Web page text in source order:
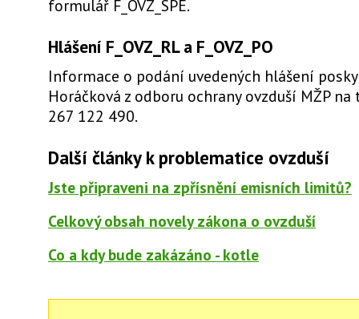
formulář F_OVZ_SPE.
Hlášení F_OVZ_RL a F_OVZ_PO
Informace o podání uvedených hlášení
Horáčková z odboru ochrany ovzduší MŽP
267 122 490.
Další články k problematice ovzduší
Jste připraveni na zpřísnění emisních limitů?
Celkový obsah novely zákona o ovzduší
Co a kdy bude zakázáno - kotle